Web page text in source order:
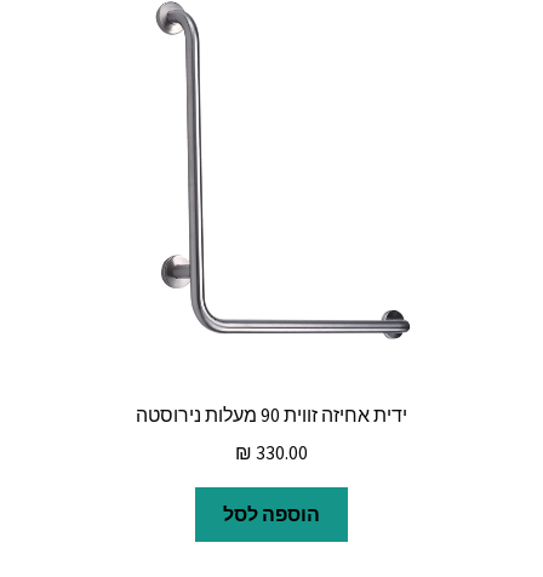
ידית אחיזה זווית 90 מעלות נירוסטה
₪ 330.00
הוספה לסל